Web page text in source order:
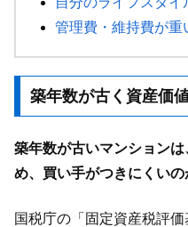
管理費・維持費が重
築年数が古く資産価
築年数が古いマンション
め、買い手がつきにくい
国税庁の「固定資産税評